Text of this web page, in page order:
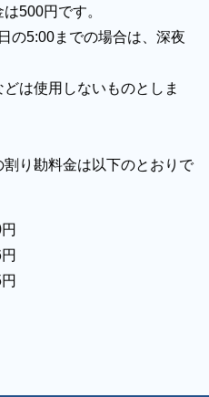
500円です。
の5:00までの場合は、深夜
は使用しないものとしま
り勘料金は以下のとおりで